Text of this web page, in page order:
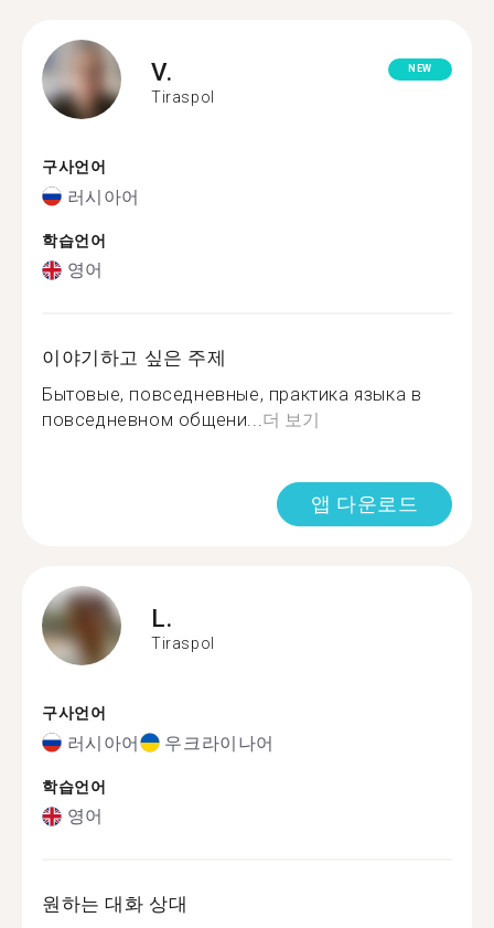
V.
Tiraspol
NEW
구사언어
러시아어
학습언어
영어
이야기하고 싶은 주제
Бытовые, повседневные, практика языка в
повседневном общени...더 보기
앱 다운로드
L.
Tiraspol
구사언어
러시아어 우크라이나어
학습언어
영어
원하는 대화 상대